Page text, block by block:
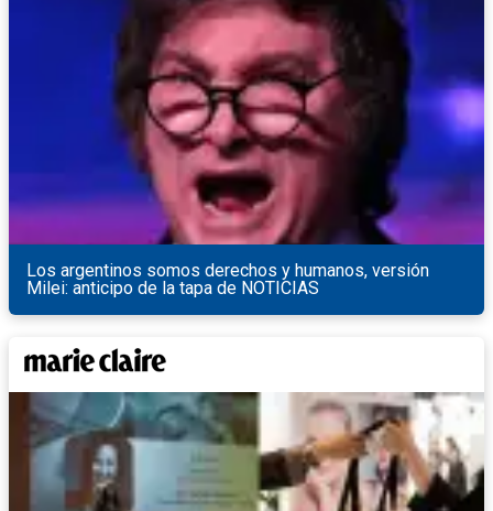
Los argentinos somos derechos y humanos, versión
Milei: anticipo de la tapa de NOTICIAS